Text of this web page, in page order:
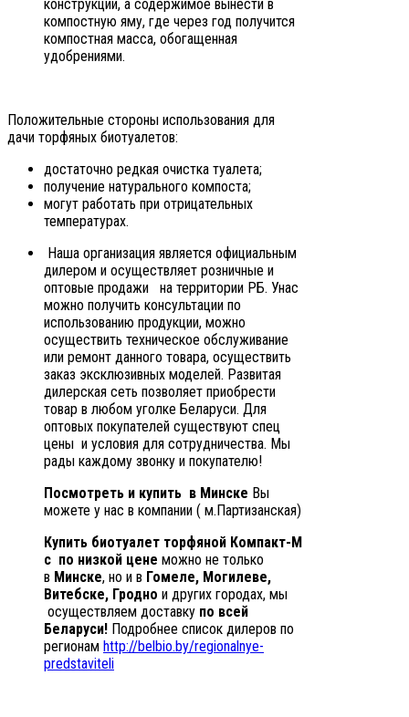
конструкции, а содержимое вынести в
компостную яму, где через год получится
компостная масса, обогащенная
удобрениями.
Положительные стороны использования для
дачи торфяных биотуалетов:
достаточно редкая очистка туалета;
получение натурального компоста;
могут работать при отрицательных
температурах.
Наша организация является официальным
дилером и осуществляет розничные и
оптовые продажи на территории РБ. Унас
можно получить консультации по
использованию продукции, можно
осуществить техническое обслуживание
или ремонт данного товара, осуществить
заказ эксклюзивных моделей. Развитая
дилерская сеть позволяет приобрести
товар в любом уголке Беларуси. Для
оптовых покупателей существуют спец
цены и условия для сотрудничества. Мы
рады каждому звонку и покупателю!
Посмотреть и купить ​ ​в Минске Вы
можете у нас в компании ( м.Партизанская)
Купить биотуалет торфяной Компакт-М
с по низкой цене можно не только
в Минске, но и в Гомеле, Могилеве,
Витебске, Гродно и других городах, мы
осуществляем доставку по всей
Беларуси! Подробнее список дилеров по
регионам http://belbio.by/regionalnye-
predstaviteli